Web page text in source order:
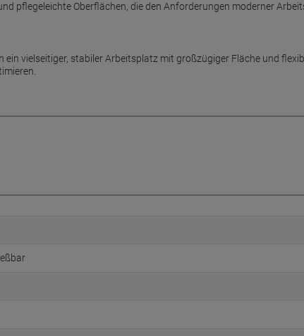
pflegeleichte Oberflächen, die den Anforderungen moderner
ein vielseitiger, stabiler Arbeitsplatz mit großzügiger Fläche und